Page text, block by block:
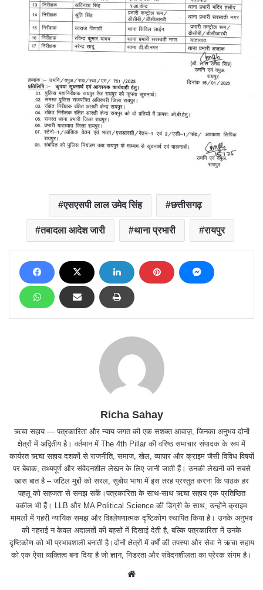
एसएसपी लाल उमेद सिंह छत्तीसगढ़
तबादला आदेश जारी थाना प्रभारी रायपुर
Richa Sahay
ऋचा सहाय — पत्रकारिता और न्याय जगत की एक सशक्त आवाज़, जिनका अनुभव दोनों
क्षेत्रों में अद्वितीय है। वर्तमान में The 4th Pillar की वरिष्ठ समाचार संपादक के रूप में
कार्यरत ऋचा सहाय दशकों से राजनीति, समाज, खेल, व्यापार और क्राइम जैसी विविध विषयों
पर बेबाक, तथ्यपूर्ण और संवेदनशील लेखन के लिए जानी जाती हैं। उनकी लेखनी की सबसे
खास बात है – जटिल मुद्दों को सरल, सुबोध भाषा में इस तरह प्रस्तुत करना कि पाठक हर
पहलू को सहजता से समझ सकें।पत्रकारिता के साथ-साथ ऋचा सहाय एक प्रतिष्ठित
वकील भी हैं। LLB और MA Political Science की डिग्री के साथ, उन्होंने क्राइम
मामलों में गहरी न्यायिक समझ और विश्लेषणात्मक दृष्टिकोण स्थापित किया है। उनके अनुभव
की गहराई न केवल अदालतों की बहसों में दिखाई देती है, बल्कि पत्रकारिता में उनके
दृष्टिकोण को भी प्रभावशाली बनाती है।दोनों क्षेत्रों में वर्षों की तपस्या और सेवा ने ऋचा सहाय
को एक ऐसा व्यक्तित्व बना दिया है जो ज्ञान, निडरता और संवेदनशीलता का प्रेरक संगम है।